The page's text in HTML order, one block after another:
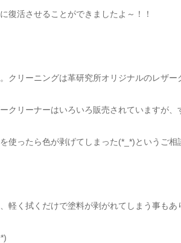
復活させることができましたよ～！！
クリーニングは革研究所オリジナルのレザ
クリーナーはいろいろ販売されていますが、
使ったら色が剥げてしまった(*_*)というご相
軽く拭くだけで塗料が剥がれてしまう事もあ